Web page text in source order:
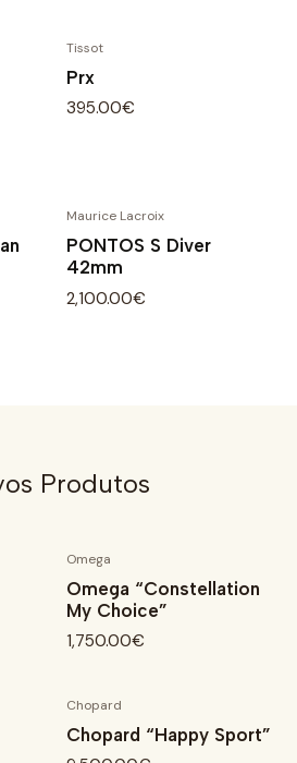
Tissot
Prx
395.00€
Maurice Lacroix
PONTOS S Diver
42mm
2,100.00€
Produtos
Omega
Omega “Constellation
My Choice”
1,750.00€
Chopard
Chopard “Happy Sport”